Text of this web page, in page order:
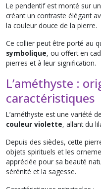
Le pendentif est monté sur un
créant un contraste élégant
la couleur douce de la pierre.
Ce collier peut être porté au
symbolique, ou offert en
pierres et à leur signification.
L’améthyste :
caractéristiques
L’améthyste est une variété
couleur violette, allant du
Depuis des siècles, cette
objets spirituels et les
appréciée pour sa beauté
sérénité et la sagesse.